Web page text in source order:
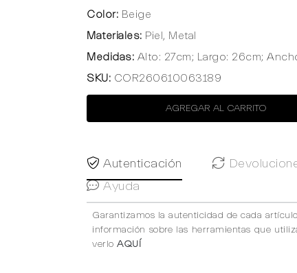
Color: Beige
Materiales: Piel, Metal
Medidas: Alto: 27cm; Largo: 26cm;
SKU: COR260610063189
AGREGAR AL CARRITO
Autenticación
Ayuda
Garantizamos la autenticidad de cada
información sobre las herramientas que
verlo AQUÍ